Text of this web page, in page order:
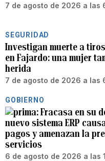
7 de agosto de 2026 a las
SEGURIDAD
Investigan muerte a
en Fajardo: una mujer
herida
7 de agosto de 2026 a las
GOBIERNO
Fracasa en su
nuevo sistema ERP
pagos y amenazan la
servicios
6 de agosto de 2026 a las